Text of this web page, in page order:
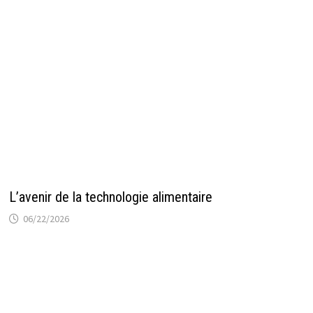
L’avenir de la technologie alimentaire
06/22/2026